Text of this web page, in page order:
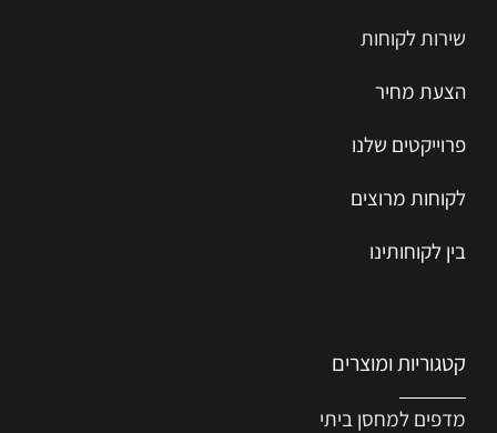
שירות לקוחות
הצעת מחיר
פרוייקטים שלנו
לקוחות מרוצים
בין לקוחותינו
קטגוריות ומוצרים
מדפים למחסן ביתי